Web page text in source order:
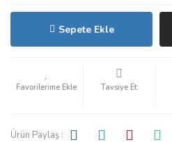
Sepete Ekle
Tavsiye Et
Ürün Paylaş :